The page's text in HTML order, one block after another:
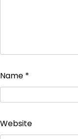
Name *
Website